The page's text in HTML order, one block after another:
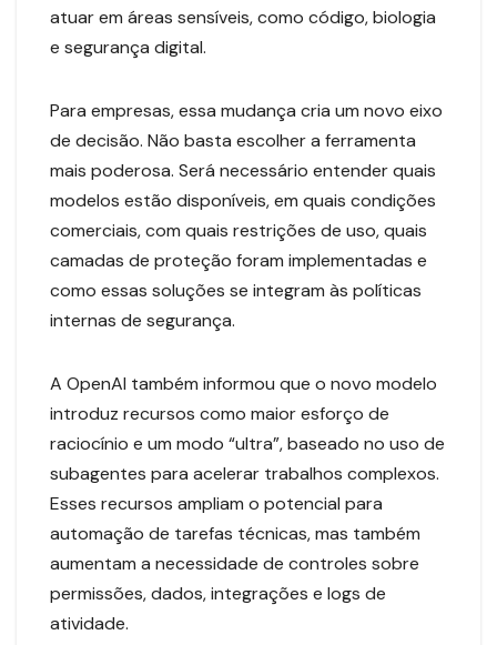
atuar em áreas sensíveis, como código, biologia
e segurança digital.
Para empresas, essa mudança cria um novo eixo
de decisão. Não basta escolher a ferramenta
mais poderosa. Será necessário entender quais
modelos estão disponíveis, em quais condições
comerciais, com quais restrições de uso, quais
camadas de proteção foram implementadas e
como essas soluções se integram às políticas
internas de segurança.
A OpenAI também informou que o novo modelo
introduz recursos como maior esforço de
raciocínio e um modo “ultra”, baseado no uso de
subagentes para acelerar trabalhos complexos.
Esses recursos ampliam o potencial para
automação de tarefas técnicas, mas também
aumentam a necessidade de controles sobre
permissões, dados, integrações e logs de
atividade.